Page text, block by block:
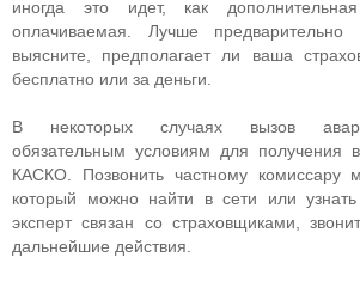
иногда это идет, как
оплачиваемая. Лучше предварительно
выясните, предполагает ли ваша
бесплатно или за деньги.
В некоторых случаях вызов
обязательным условиям для получения
КАСКО. Позвонить частному комиссару
который можно найти в сети или узнать
эксперт связан со страховщиками,
дальнейшие действия.